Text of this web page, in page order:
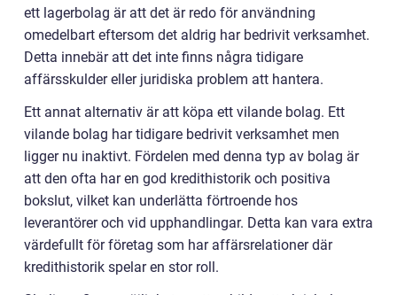
ett lagerbolag är att det är redo för användning
omedelbart eftersom det aldrig har bedrivit verksamhet.
Detta innebär att det inte finns några tidigare
affärsskulder eller juridiska problem att hantera.
Ett annat alternativ är att köpa ett vilande bolag. Ett
vilande bolag har tidigare bedrivit verksamhet men
ligger nu inaktivt. Fördelen med denna typ av bolag är
att den ofta har en god kredithistorik och positiva
bokslut, vilket kan underlätta förtroende hos
leverantörer och vid upphandlingar. Detta kan vara extra
värdefullt för företag som har affärsrelationer där
kredithistorik spelar en stor roll.